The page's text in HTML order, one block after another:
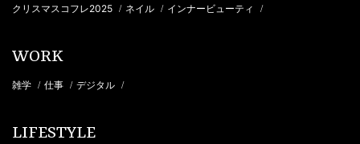
クリスマスコフレ2025 / ネイル / インナービューティ /
WORK
雑学 / 仕事 / デジタル /
LIFESTYLE